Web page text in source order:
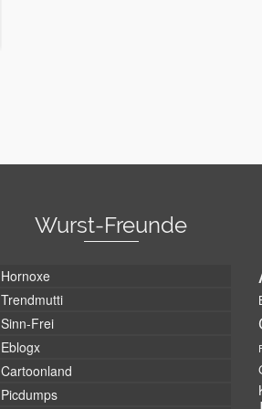
Wurst-Freunde
Hornoxe
Trendmutti
Sinn-Frei
Eblogx
Cartoonland
Picdumps